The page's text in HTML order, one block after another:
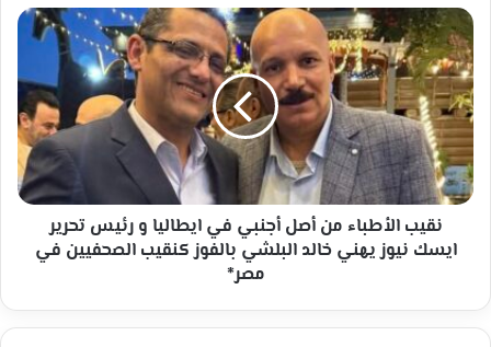
الريادي"
نقيب
الأطباء
من
أصل
أجنبي
في
ايطاليا
و
رئيس
ايسك
خالد
نقيب الأطباء من أصل أجنبي في ايطاليا و رئيس تحرير
ايسك نيوز يهني خالد البلشي بالفوز كنقيب الصحفيين في
مصر*